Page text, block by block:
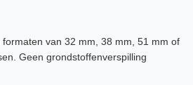
van 32 mm, 38 mm, 51 mm of
Geen grondstoffenverspilling